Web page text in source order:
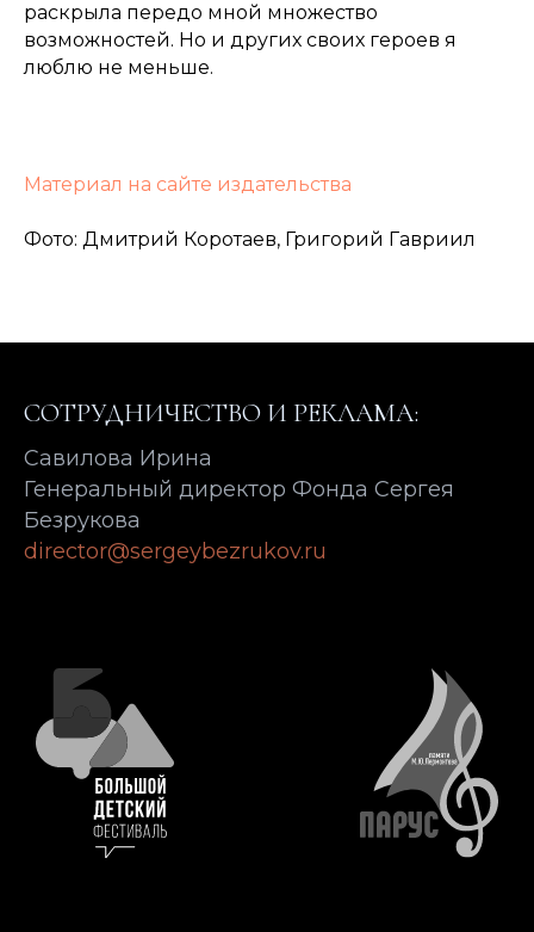
раскрыла передо мной множество
возможностей. Но и других своих героев я
люблю не меньше.
Материал на сайте издательства
Фото: Дмитрий Коротаев, Григорий Гавриил
СОТРУДНИЧЕСТВО И РЕКЛАМА:
Савилова Ирина
Генеральный директор Фонда Сергея
Безрукова
director@sergeybezrukov.ru